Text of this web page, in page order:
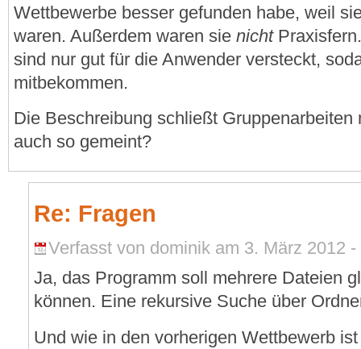
Wettbewerbe besser gefunden habe, weil
waren. Außerdem waren sienicht
sind nur gut für die Anwender versteckt,
mitbekommen.
Die Beschreibung schließt
auch so gemeint?
Re: Fragen
Verfasst von dominik am 3. März 2012 -
Ja, das Programm soll mehrere Dateien
können. Eine rekursive Suche über
Und wie in den vorherigen Wettbewerb